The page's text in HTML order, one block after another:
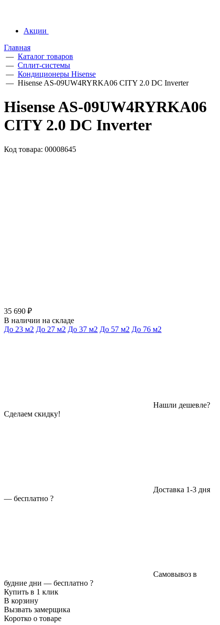
Акции
Главная
— Каталог товаров
— Сплит-системы
— Кондиционеры Hisense
— Hisense AS-09UW4RYRKA06 CITY 2.0 DC Inverter
Hisense AS-09UW4RYRKA06
CITY 2.0 DC Inverter
Код товара: 00008645
35 690 ₽
В наличии на складе
До 23 м2 До 27 м2 До 37 м2 До 57 м2 До 76 м2
Нашли дешевле?
Сделаем скидку!
Доставка 1-3 дня
— бесплатно ?
Самовывоз в
будние дни — бесплатно ?
Купить в 1 клик
В корзину
Вызвать замерщика
Коротко о товаре